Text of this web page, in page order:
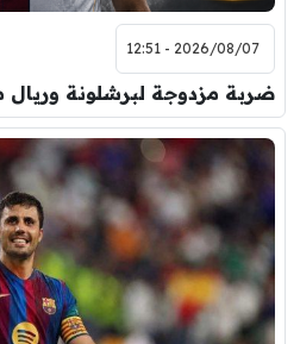
2026/08/07 - 12:51
ضربة مزدوجة لبرشلونة